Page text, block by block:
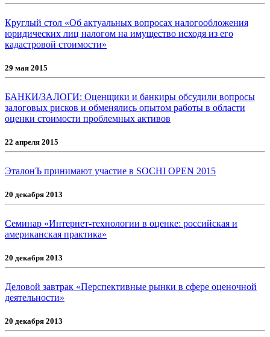
Круглый стол «Об актуальных вопросах налогообложения
юридических лиц налогом на имущество исходя из его
кадастровой стоимости»
29 мая 2015
БАНКИ/ЗАЛОГИ: Оценщики и банкиры обсудили вопросы
залоговых рисков и обменялись опытом работы в области
оценки стоимости проблемных активов
22 апреля 2015
ЭталонЪ принимают участие в SOCHI OPEN 2015
20 декабря 2013
Семинар «Интернет-технологии в оценке: российская и
американская практика»
20 декабря 2013
Деловой завтрак «Перспективные рынки в сфере оценочной
деятельности»
20 декабря 2013